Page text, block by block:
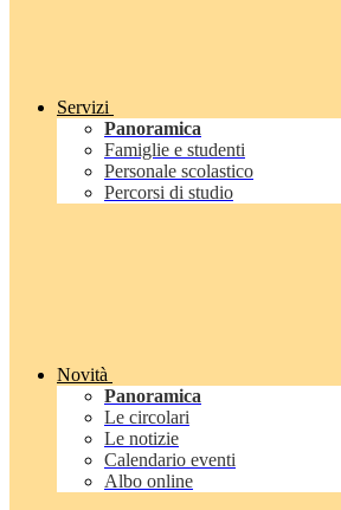
Servizi
Panoramica
Famiglie e studenti
Personale scolastico
Percorsi di studio
Novità
Panoramica
Le circolari
Le notizie
Calendario eventi
Albo online